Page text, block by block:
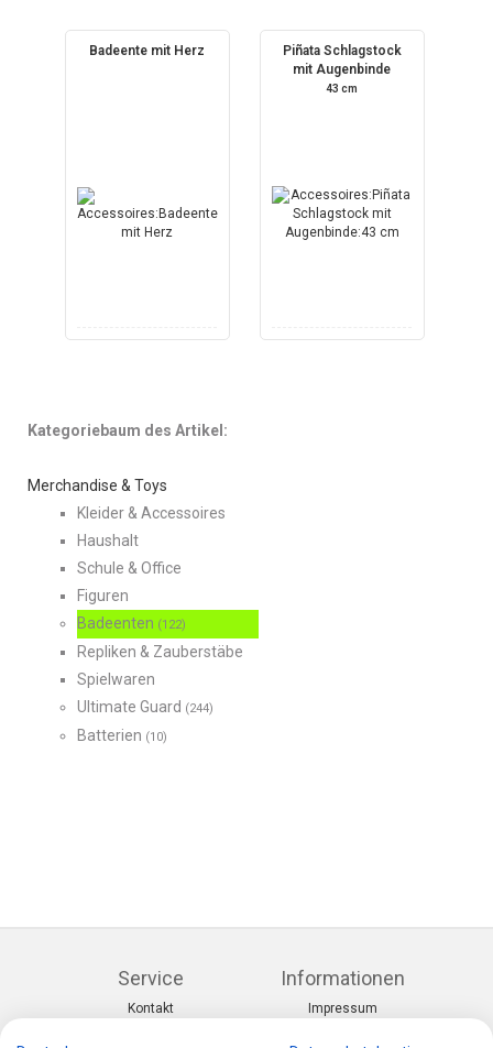
Badeente mit Herz
Piñata Schlagstock
mit Augenbinde
43 cm
Kategoriebaum des Artikel:
Merchandise & Toys
Kleider & Accessoires
Haushalt
Schule & Office
Figuren
Badeenten (122)
Repliken & Zauberstäbe
Spielwaren
Ultimate Guard (244)
Batterien (10)
Service
Kontakt
Informationen
Impressum